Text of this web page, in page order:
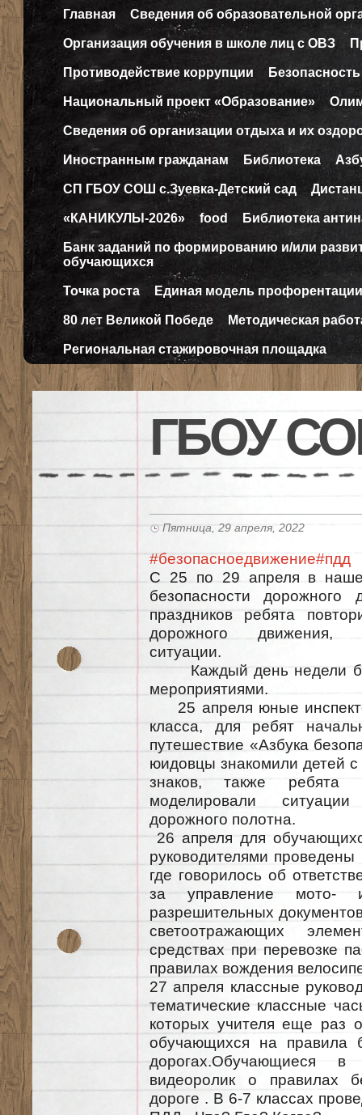
Главная Сведения об образовательной
Организация обучения в школе лиц с ОВЗ
Противодействие коррупции Безопасность
Национальный проект «Образование»
Сведения об организации отдыха и их
Иностранным гражданам Библиотека
СП ГБОУ СОШ с.Зуевка-Детский сад
«КАНИКУЛЫ-2026» food Библиотека
Банк заданий по формированию и/или
обучающихся
Точка роста Единая модель профорентации
80 лет Великой Победе Методическая
Региональная стажировочная площадка
ГБОУ
Пятница, 29 апреля, 2022
#безопасноедвижение#пдд
С 25 по 29 апреля в
безопасности
праздников ребята
дорожного движения,
ситуации.
Каждый день недели
мероприятиями.
25 апреля юные
класса, для ребят
путешествие «Азбука
юидовцы знакомили детей
знаков, также ребята
моделировали
дорожного полотна.
26 апреля для
руководителями
где говорилось об
за управление мото-
разрешительных
светоотражающих
средствах при перевозке
правилах вождения
27 апреля классные
тематические классные
которых учителя еще раз
обучающихся на правила
дорогах.Обучающиеся
видеоролик о правилах
дороге . В 6-7 классах